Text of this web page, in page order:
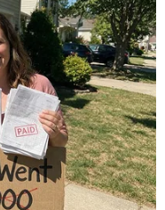
nhu cầu tuyển
các doanh nghiệp
có nhu cầu tuyển